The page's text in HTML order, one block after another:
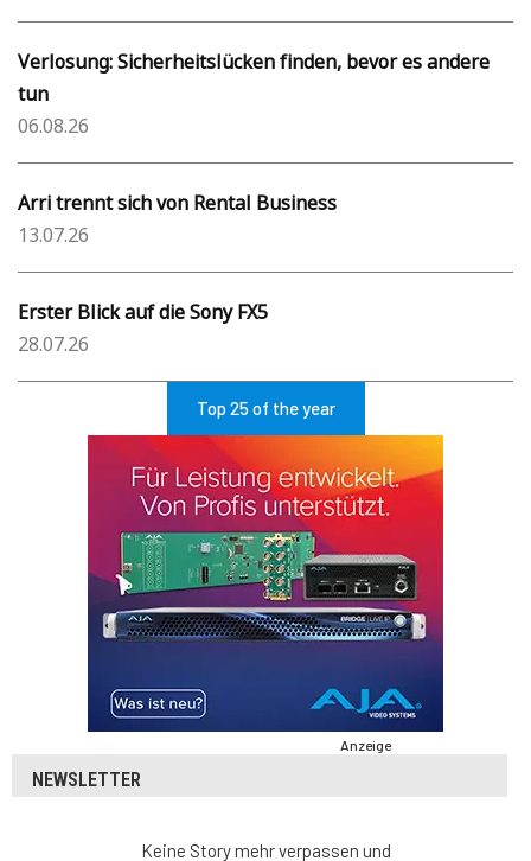
Verlosung: Sicherheitslücken finden, bevor es andere
tun
06.08.26
Arri trennt sich von Rental Business
13.07.26
Erster Blick auf die Sony FX5
28.07.26
Top 25 of the year
Anzeige
NEWSLETTER
Keine Story mehr verpassen und